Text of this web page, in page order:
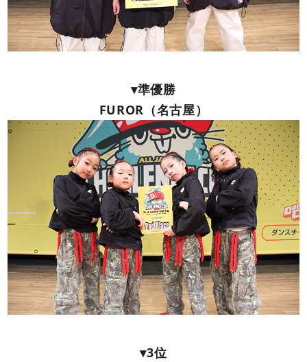
▾準優勝
FUROR（名古屋）
▾3位